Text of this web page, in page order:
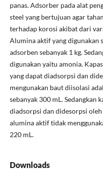
panas. Adsorber pada alat
steel yang bertujuan agar tahan
terhadap korosi akibat dari
Alumina aktif yang digunakan
adsorben sebanyak 1 kg.
digunakan yaitu amonia.
yang dapat diadsorpsi dan
mengunakan baut diisolasi
sebanyak 300 mL. Sedangkan
diadsorpsi dan didesorpsi
alumina aktif tidak
220 mL.
Downloads